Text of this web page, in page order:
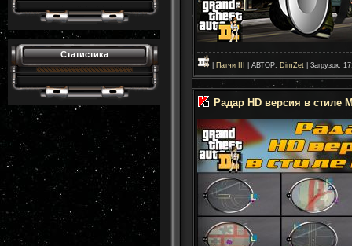
Статистика
Патчи III | АВТОР: DimZet | Загрузок:
Радар HD версия в стиле